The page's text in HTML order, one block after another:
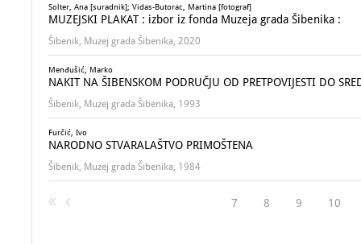
Solter, Ana [suradnik]; Vidas-Butorac, Martina [fotograf]
MUZEJSKI PLAKAT : izbor iz fonda Muzeja grada Šibenika :
Šibenik, Muzej grada Šibenika, 2020
Menđušić, Marko
NAKIT NA ŠIBENSKOM PODRUČJU OD PRETPOVIJESTI DO
Šibenik, Muzej grada Šibenika, 1993
Furčić, Ivo
NARODNO STVARALAŠTVO PRIMOŠTENA
Šibenik, Muzej grada Šibenika, 1984
7 8 9 10